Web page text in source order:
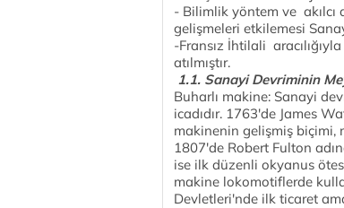
- Bilimlik yöntem ve akılcı
gelişmeleri etkilemesi
-Fransız İhtilali
atılmıştır.
1.1. Sanayi Devriminin
Buharlı makine: Sanayi
icadıdır. 1763'de James
makinenin gelişmiş biçimi,
1807'de Robert Fulton
ise ilk düzenli okyanus
makine lokomotiflerde
Devletleri'nde ilk ticaret